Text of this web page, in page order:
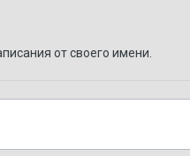
от своего имени.